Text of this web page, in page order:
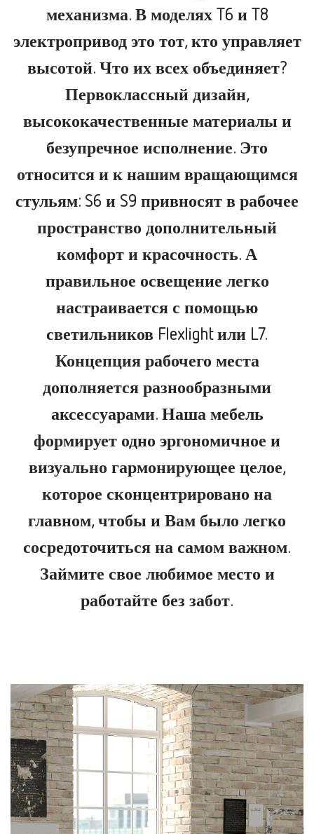
механизма. В моделях T6 и T8
электропривод это тот, кто управляет
высотой. Что их всех объединяет?
Первоклассный дизайн,
высококачественные материалы и
безупречное исполнение. Это
относится и к нашим вращающимся
стульям: S6 и S9 привносят в рабочее
пространство дополнительный
комфорт и красочность. А
правильное освещение легко
настраивается с помощью
светильников Flexlight или L7.
Концепция рабочего места
дополняется разнообразными
аксессуарами. Наша мебель
формирует одно эргономичное и
визуально гармонирующее целое,
которое сконцентрировано на
главном, чтобы и Вам было легко
сосредоточиться на самом важном.
Займите свое любимое место и
работайте без забот.